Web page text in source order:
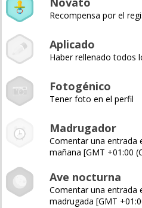
Recompensa por el
Aplicado
Haber rellenado todos
Fotogénico
Tener foto en el perfil
Madrugador
Comentar una entrada
mañana [GMT +01:00
Ave nocturna
Comentar una entrada
madrugada [GMT